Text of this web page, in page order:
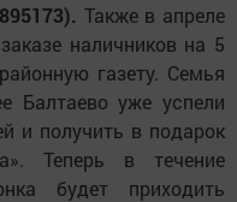
Также в апреле
наличников на 5
газету. Семья
Балтаево уже успели
и получить в подарок
Теперь в течение
будет приходить